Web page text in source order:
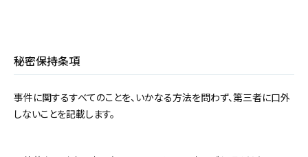
秘密保持条項
事件に関するすべてのことを、いかなる方法を問わず、第三者に口外
しないことを記載します。